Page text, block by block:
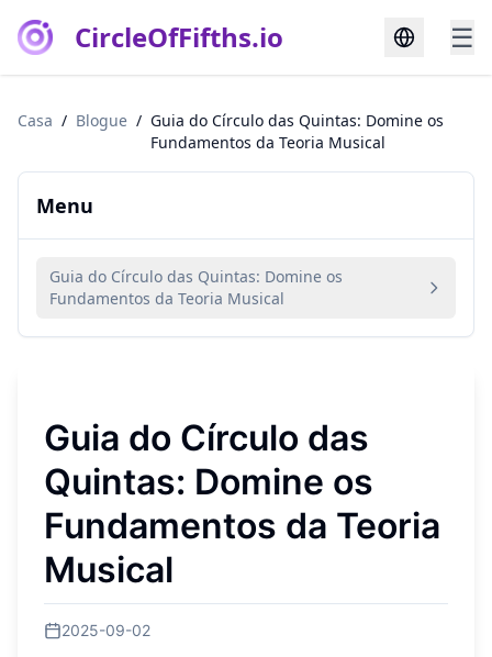
CircleOfFifths.io ☰
Casa / Blogue / Guia do Círculo das Quintas: Domine os
Fundamentos da Teoria Musical
Menu
Guia do Círculo das Quintas: Domine os
Fundamentos da Teoria Musical
Guia do Círculo das
Quintas: Domine os
Fundamentos da Teoria
Musical
2025-09-02